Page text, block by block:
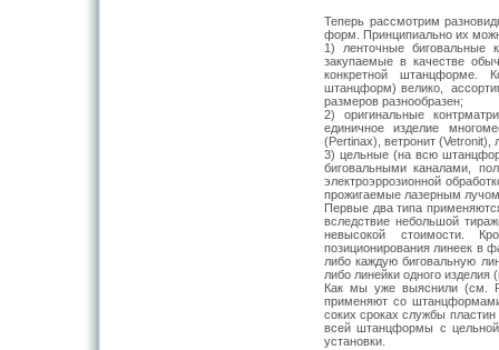
Теперь рассмотрим
форм. Принципиально их
1) ленточные биговальные
закупаемые в качестве
конкретной штанцформе.
штанцформ) велико,
разме­ров разнообразен;
2) оригинальные
единичное изде­лие
(Pertinax), ветронит (Vetronit),
3) цельные (на всю
биговальными каналами,
электроэррозионной
про­жигаемые лазерным
Первые два типа
вслед­ствие небольшой
невысокой стоимости.
позиционирования линеек в
либо каждую биговальную
либо ли­нейки одного изделия
Как мы уже выяснили (см.
применяют со
соких сроках службы
всей штанцформы с
установки.